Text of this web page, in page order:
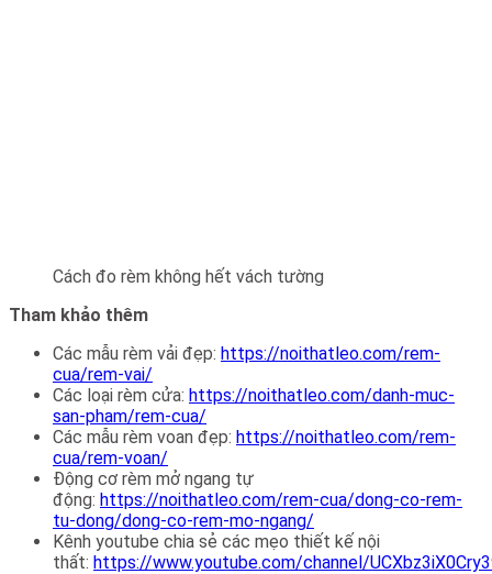
Cách đo rèm không hết vách tường
Tham khảo thêm
Các mẫu rèm vải đẹp: https://noithatleo.com/rem-
cua/rem-vai/
Các loại rèm cửa: https://noithatleo.com/danh-muc-
san-pham/rem-cua/
Các mẫu rèm voan đẹp: https://noithatleo.com/rem-
cua/rem-voan/
Động cơ rèm mở ngang tự
động: https://noithatleo.com/rem-cua/dong-co-rem-
tu-dong/dong-co-rem-mo-ngang/
Kênh youtube chia sẻ các mẹo thiết kế nội
thất: https://www.youtube.com/channel/